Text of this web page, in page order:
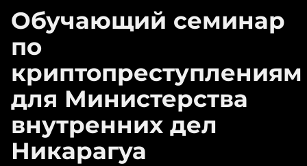
Español
العربية
Русский
Обучающий семинар
по
криптопреступлениям
для Министерства
внутренних дел
Никарагуа